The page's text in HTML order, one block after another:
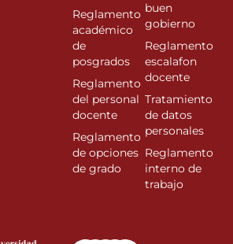
Reglamento
académico
de
posgrados
Reglamento
del personal
docente
Reglamento
de opciones
de grado
buen
gobierno
Reglamento
escalafon
docente
Tratamiento
de datos
personales
Reglamento
interno de
trabajo